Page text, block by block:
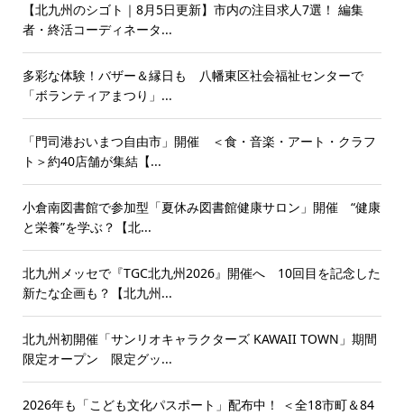
【北九州のシゴト｜8月5日更新】市内の注目求人7選！ 編集
者・終活コーディネータ...
多彩な体験！バザー＆縁日も 八幡東区社会福祉センターで
「ボランティアまつり」...
「門司港おいまつ自由市」開催 ＜食・音楽・アート・クラフ
ト＞約40店舗が集結【...
小倉南図書館で参加型「夏休み図書館健康サロン」開催 “健康
と栄養”を学ぶ？【北...
北九州メッセで『TGC北九州2026』開催へ 10回目を記念した
新たな企画も？【北九州...
北九州初開催「サンリオキャラクターズ KAWAII TOWN」期間
限定オープン 限定グッ...
2026年も「こども文化パスポート」配布中！ ＜全18市町＆84